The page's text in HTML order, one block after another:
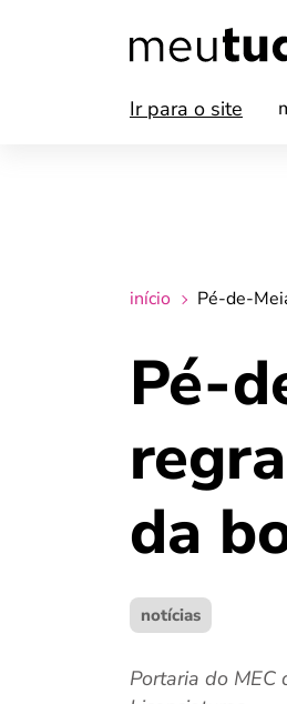
Ir para o site
início Pé-de-
Pé-
da
notícias
Portaria do